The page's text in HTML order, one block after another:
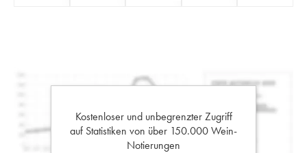
Kostenloser und unbegrenzter Zugriff
auf Statistiken von über 150.000 Wein-
Notierungen